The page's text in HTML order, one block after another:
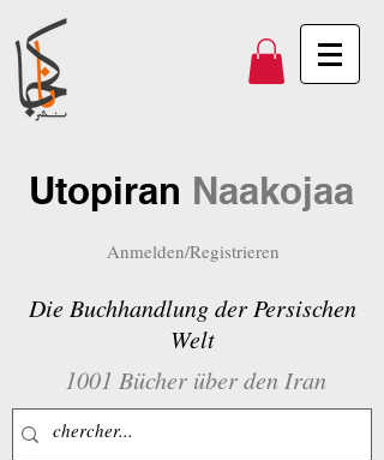
Utopiran Naakojaa
Anmelden/Registrieren
Die Buchhandlung der Persischen
Welt
1001 Bücher über den Iran